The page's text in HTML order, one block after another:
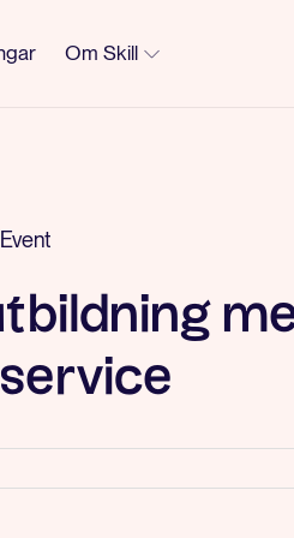
Om Skill
Event